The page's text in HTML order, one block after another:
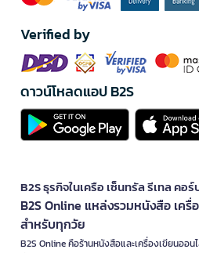
Verified by
ดาวน์โหลดแอป B2S
B2S ธุรกิจในเครือ เซ็นทรัล รีเทล คอ
B2S Online แหล่งรวมหนังสือ เครื่
สำหรับทุกวัย
B2S Online คือร้านหนังสือและเครื่องเขียนออ